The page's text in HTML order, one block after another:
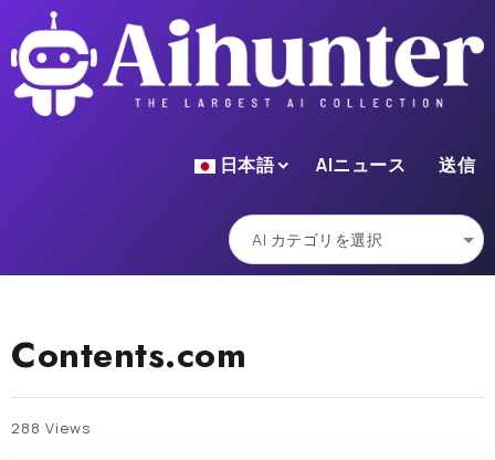
日本語 AIニュース 送信
Contents.com
288 Views